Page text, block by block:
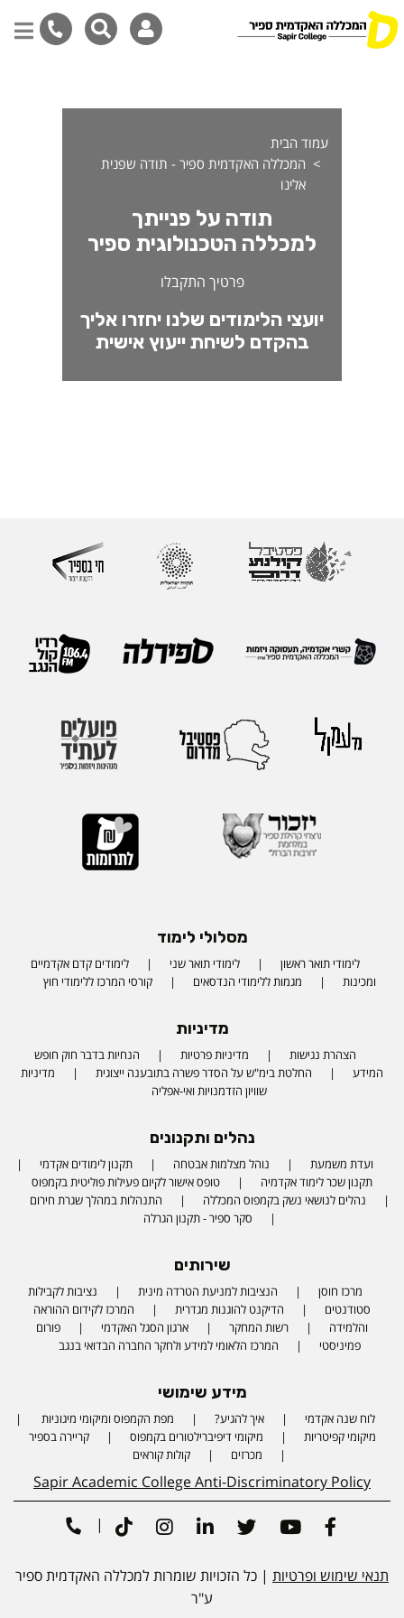
עמוד הבית
המכללה האקדמית ספיר - תודה שפנית
אלינו
תודה על פנייתך
למכללה הטכנולוגית ספיר
פרטיך התקבלו
יועצי הלימודים שלנו יחזרו אליך
בהקדם לשיחת ייעוץ אישית
מסלולי לימוד
לימודי תואר ראשון לימודי תואר שני
לימודים קדם אקדמיים
ומכינות
מגמות ללימודי הנדסאים קורסי המרכז ללימודי חוץ
מדיניות
הצהרת נגישות מדיניות פרטיות
הנחיות בדבר חוק חופש
המידע
החלטת בימ"ש על הסדר פשרה בתובענה ייצוגית
מדיניות
שוויון הזדמנויות ואי-אפליה
נהלים ותקנונים
ועדת משמעת נוהל מצלמות אבטחה
תקנון לימודים אקדמי
תקנון שכר לימוד אקדמיה
טופס אישור לקיום פעילות פוליטית בקמפוס
נהלים לנושאי נשק בקמפוס המכללה
התנהלות במהלך שגרת חירום
סקר ספיר - תקנון הגרלה
שירותים
מרכז חוסן הנציבות למניעת הטרדה מינית
נציבות לקבילות
סטודנטים
הדיקנט להוגנות מגדרית
המרכז לקידום ההוראה
והלמידה
רשות המחקר ארגון הסגל האקדמי
פורום
פמיניסטי
המרכז הלאומי למידע ולחקר החברה הבדואי בנגב
מידע שימושי
לוח שנה אקדמי איך להגיע?
מפת הקמפוס ומיקומי מיגוניות
מיקומי קפיטריות
מיקומי דיפיברילטורים בקמפוס
קריירה בספיר
מכרזים
קולות קוראים
Sapir Academic College Anti-Discriminatory Policy
תנאי שימוש ופרטיות | כל הזכויות שומרות למכללה האקדמית ספיר
ע"ר
Facebook
Youtube
Twitter
Linkedin
Instagram
Tiktok
|
Phone number